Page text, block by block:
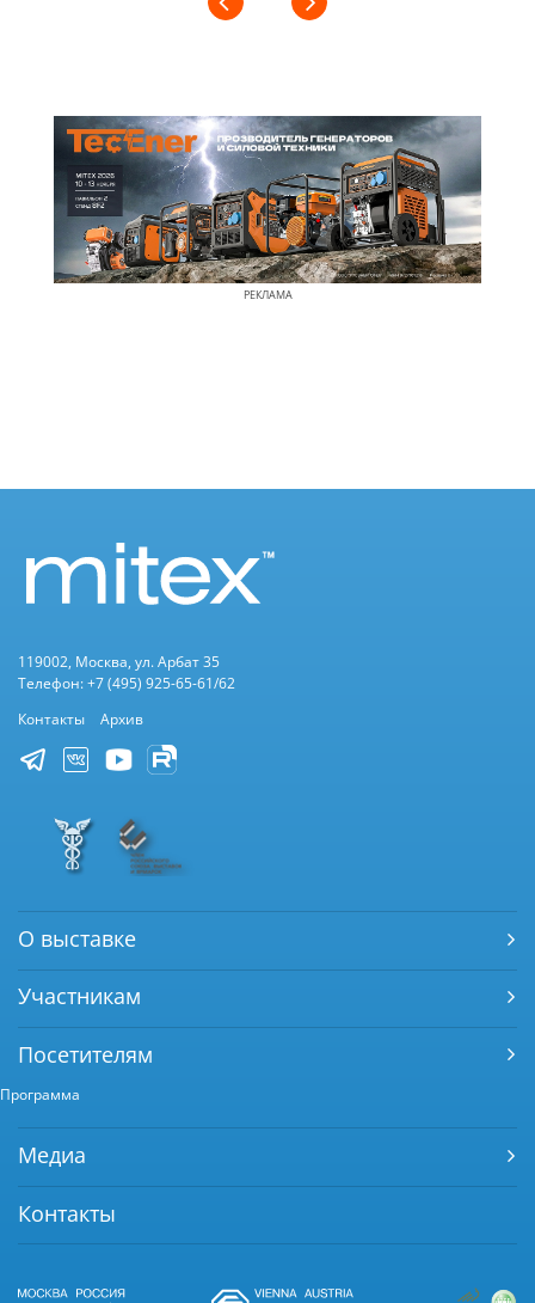
РЕКЛАМА
119002, Москва, ул. Арбат 35
Телефон: +7 (495) 925-65-61/62
Контакты
Архив
О выставке
Участникам
Посетителям
Программа
Медиа
Контакты